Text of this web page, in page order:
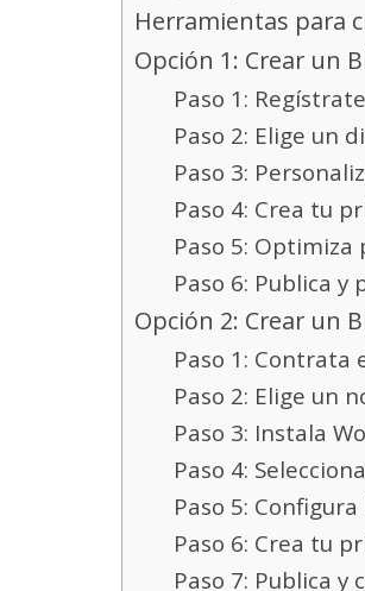
Herramientas para
Opción 1: Crear un
Paso 1:
Paso 2: Elige un
Paso 3:
Paso 4: Crea tu
Paso 5: Optimiza
Paso 6: Publica y
Opción 2: Crear un
Paso 1: Contrata
Paso 2: Elige un
Paso 3: Instala
Paso 4:
Paso 5:
Paso 6: Crea tu
Paso 7: Publica y